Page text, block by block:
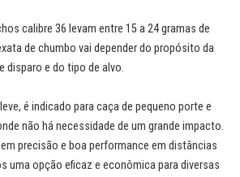
calibre 36 levam entre 15 a 24 gramas de
de chumbo vai depender do propósito da
disparo e do tipo de alvo.
é indicado para caça de pequeno porte e
não há necessidade de um grande impacto.
precisão e boa performance em distâncias
uma opção eficaz e econômica para diversas